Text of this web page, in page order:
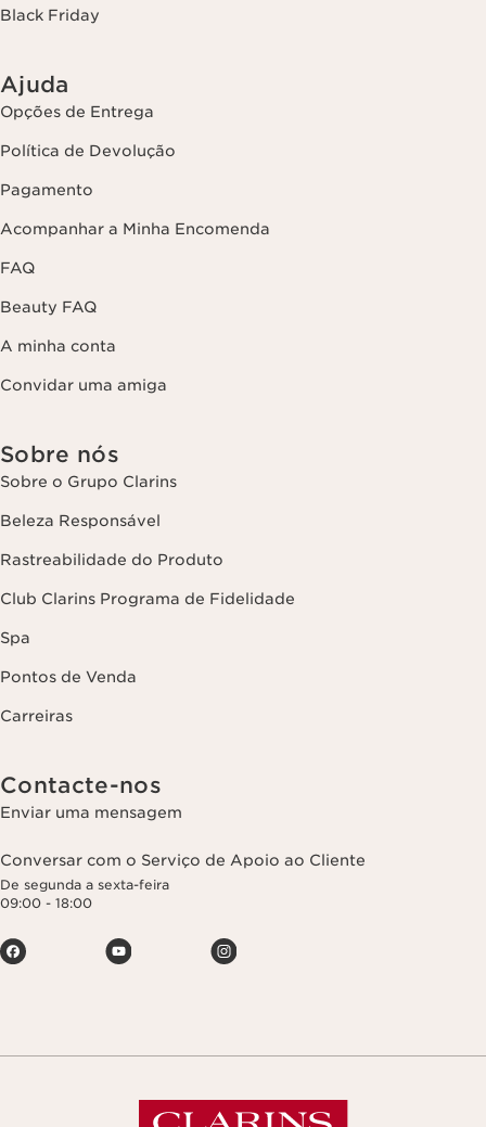
Black Friday
Ajuda
Opções de Entrega
Política de Devolução
Pagamento
Acompanhar a Minha Encomenda
FAQ
Beauty FAQ
A minha conta
Convidar uma amiga
Sobre nós
Sobre o Grupo Clarins
Beleza Responsável
Rastreabilidade do Produto
Club Clarins Programa de Fidelidade
Spa
Pontos de Venda
Carreiras
Contacte-nos
Enviar uma mensagem
Conversar com o Serviço de Apoio ao Cliente
De segunda a sexta-feira
09:00 - 18:00